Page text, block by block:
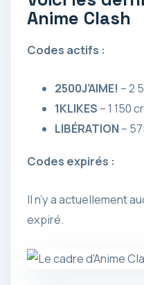
Anime Clash
Codes actifs :
2500J’AIME! – 2
1KLIKES – 1 150
LIBÉRATION –
Codes expirés :
Il n’y a actuellement
expiré.